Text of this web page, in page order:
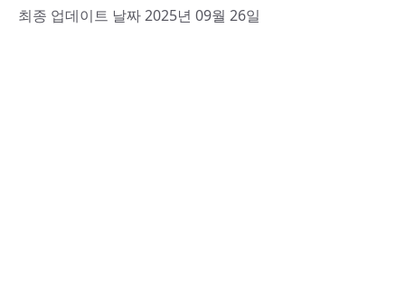
최종 업데이트 날짜 2025년 09월 26일